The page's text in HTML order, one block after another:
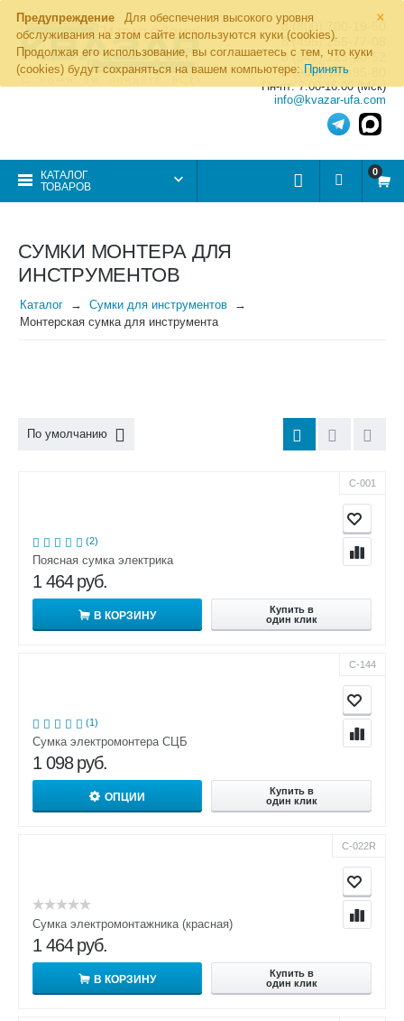
×
Предупреждение
Для обеспечения высокого уровня
обслуживания на этом сайте используются куки (cookies).
Продолжая его использование, вы соглашаетесь с тем, что куки
(cookies) будут сохраняться на вашем компьютере: Принять
8 (800) 700-19-50
8 (495) 255-77-08
8 (347) 225-00-52
8 (986) 963-95-80
Пн-пт: 7.00-16.00 (Мск)
info@kvazar-ufa.com
КАТАЛОГ
ТОВАРОВ
0
СУМКИ МОНТЕРА ДЛЯ
ИНСТРУМЕНТОВ
Каталог
Сумки для инструментов
Монтерская сумка для инструмента
По умолчанию
С-001
(2)
Поясная сумка электрика
1 464 руб.
В КОРЗИНУ
Купить в
один клик
С-144
(1)
Сумка электромонтера СЦБ
1 098 руб.
ОПЦИИ
Купить в
один клик
С-022R
Сумка электромонтажника (красная)
1 464 руб.
В КОРЗИНУ
Купить в
один клик